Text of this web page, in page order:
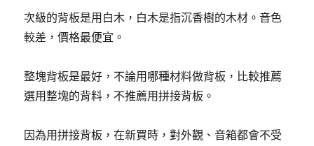
次級的背板是用白木，白木是指沉香樹的木材。音色
較差，價格最便宜。
整塊背板是最好，不論用哪種材料做背板，比較推薦
選用整塊的背料，不推薦用拼接背板。
因為用拼接背板，在新買時，對外觀、音箱都會不受